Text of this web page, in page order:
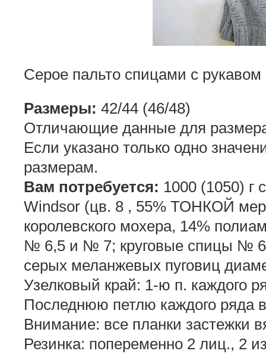
Серое пальто спицами с рукавом
Размеры: 42/44 (46/48)
Отличающие данные для
Если указано только одно
размерам.
Вам потребуется: 1000 (1050) г
Windsor (цв. 8 , 55% ТОНКОЙ
королевского мохера, 14%
№ 6,5 и № 7; круговые спицы №
серых меланжевых пуговиц
Узелковый край: 1-ю п. каждого
Последнюю петлю каждого ряда
Внимание: все планки застежки
Резинка: попеременно 2 лиц., 2